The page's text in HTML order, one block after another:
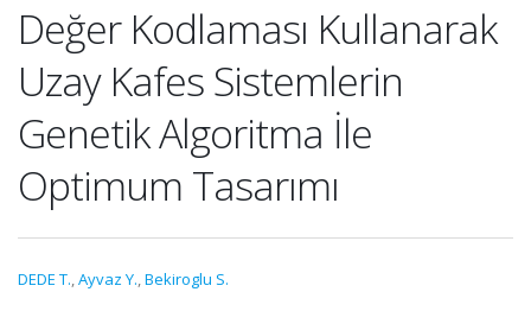
Değer Kodlaması Kullanarak
Uzay Kafes Sistemlerin
Genetik Algoritma İle
Optimum Tasarımı
DEDE T.,Ayvaz Y.,Bekiroglu S.